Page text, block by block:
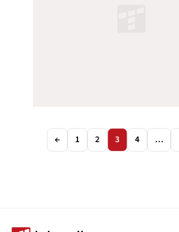
← 1 2 3 4 …